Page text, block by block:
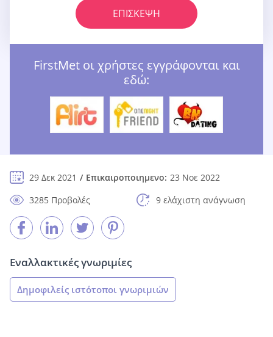
ΕΠΊΣΚΕΨΗ
FirstMet οι χρήστες εγγράφονται και
εδώ:
29 Δεκ 2021 Επικαιροποιημενο: 23 Νοε 2022
3285 Προβολές
9 ελάχιστη ανάγνωση
Εναλλακτικές γνωριμίες
Δημοφιλείς ιστότοποι γνωριμιών